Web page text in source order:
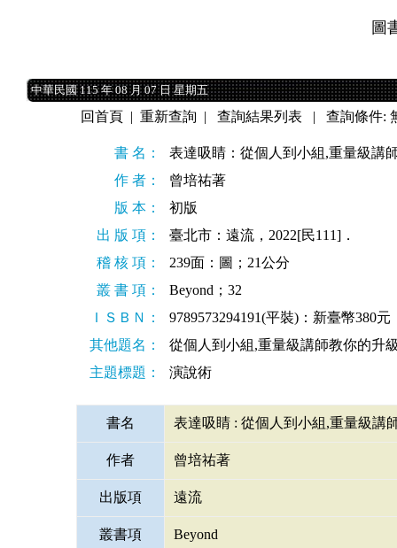
圖
中華民國 115 年 08 月 07 日 星期五
中華民國 115 年 08 月 07 日 星期五
回首頁 |重新查詢 |查詢結果列表 | 查詢條件:
書 名：
表達吸睛：從個人到小組,重量級講
作 者：
曾培祐著
版 本：
初版
出 版 項：
臺北市：遠流，2022[民111]．
稽 核 項：
239面：圖；21公分
叢 書 項：
Beyond；32
ＩＳＢＮ：
9789573294191(平裝)：新臺幣380元
其他題名：
從個人到小組,重量級講師教你的升
主題標題：
演說術
書名 表達吸睛 : 從個人到小組,重量級講
作者 曾培祐著
出版項 遠流
叢書項 Beyond